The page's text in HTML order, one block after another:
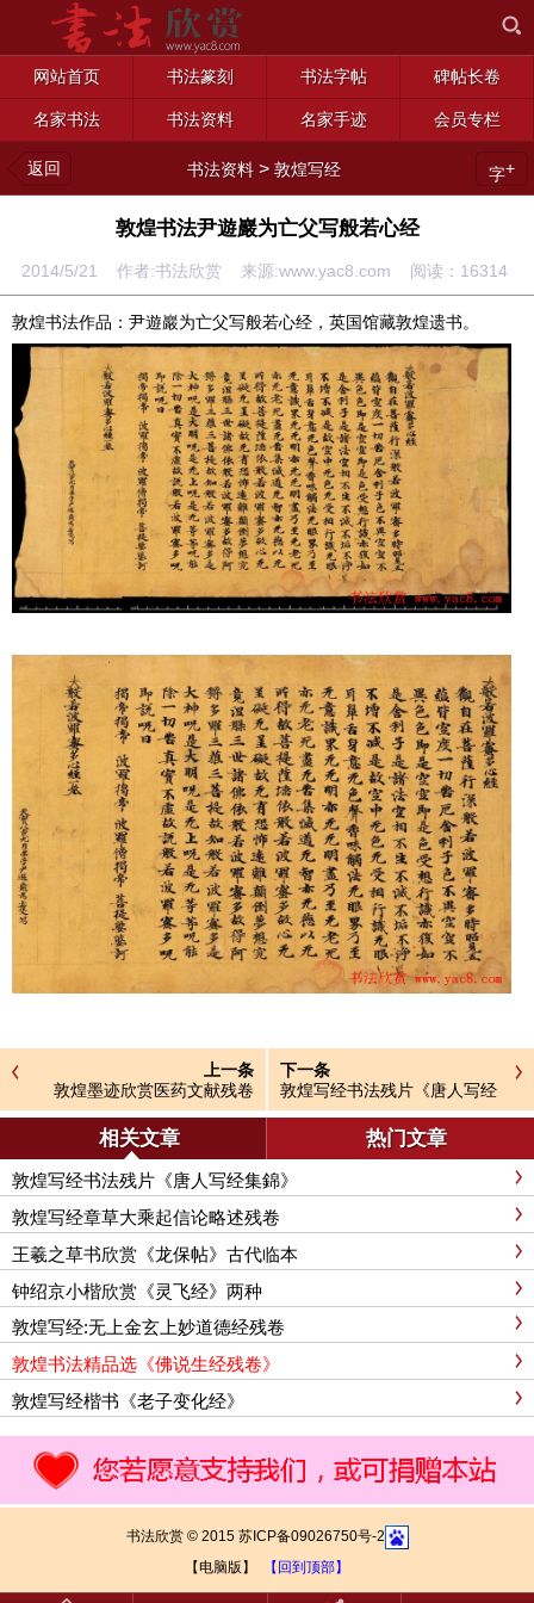
网站首页 书法篆刻 书法字帖 碑帖长卷
名家书法 书法资料 名家手迹 会员专栏
返回 书法资料 >敦煌写经 字+
敦煌书法尹遊巖为亡父写般若心经
2014/5/21 作者:书法欣赏 来源:www.yac8.com 阅读： 16314
敦煌书法作品：尹遊巖为亡父写般若心经，英国馆藏敦煌遗书。
上一条
敦煌墨迹欣赏医药文献残卷
下一条
敦煌写经书法残片《唐人写经
集錦》
相关文章 热门文章
敦煌写经书法残片《唐人写经集錦》
敦煌写经章草大乘起信论略述残卷
王羲之草书欣赏《龙保帖》古代临本
钟绍京小楷欣赏《灵飞经》两种
敦煌写经:无上金玄上妙道德经残卷
敦煌书法精品选《佛说生经残卷》
敦煌写经楷书《老子变化经》
书法欣赏 © 2015 苏ICP备09026750号-2
【电脑版】
【回到顶部】